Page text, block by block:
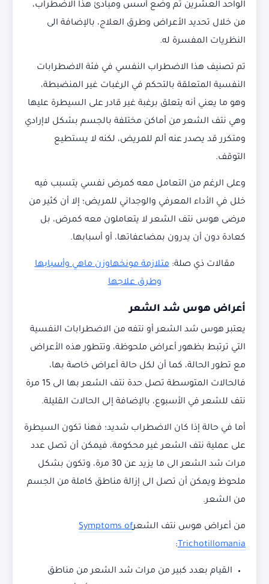
الواحد العشرين تم وضع أسس ومبادئ هذا الاضطراب،
من خلال تحديد الأعراض وطرق العلاج، بالإضافة الى
النظريات المفسرة له.
تم تصنيف هذا الاضطراب النفسي في فئة الاضطرابات
النفسية المتعلقة بالتحكم في الرغبات غير المنضبطة،
وهو ما يعني أنه يتعلق برغبة غير قادر على السيطرة عليها
وهي نتف الشعر من أماكن مختلفة بالجسم بشكل لاإرادي
ومتكرر قد يصدر عنه ألم للمريض، لكنه لا يستطيع
التوقف.
وعلى الرغم من التعامل معه كمرض نفسي يتسبب فيه
خلل في الأداء المعرفي والوجداني للمريض؛ إلا أن كثير من
مرضى هوس نتف الشعر لا يتعاملون معه كمرض، بل
كعادة دون أن يدرون بمضاعفاتها، أو أسبابها.
مقالات ذي صلة:متلازمة مونخهاوزن ماهي وأسبابها
وطرق علاجها
أعراض هوس شد الشعر
يعتبر هوس شد الشعر أو نتفه من الاضطرابات النفسية
التي ترتبط بظهور أعراض ملحوظة، وتتطور هذه الأعراض
مع تطور الحالة، كما أن لكل حالة أعراض خاصة بها،
فالحالات المتوسطة تصل حدة نتف الشعر بها الى 15 مرة
نتف للشعر في الأسبوع، بالإضافة إلى الحالات القليلة.
أما في حالة إذا كان الاضطراب شديد؛ فهنا تكون السيطرة
على عملية نتف الشعر غير محكومة، فيمكن أن تصل عدد
مرات شد الشعر الى ما يزيد عن 30 مرة، وتكون بشكل
ملحوظ ويمكن أن تصل الى إزالة مناطق كاملة من الجسم
من الشعر.
من أعراض هوس نتف الشعرSymptoms of
Trichotillomania
:
القيام بعدد كبير من مرات شد الشعر من مناطق